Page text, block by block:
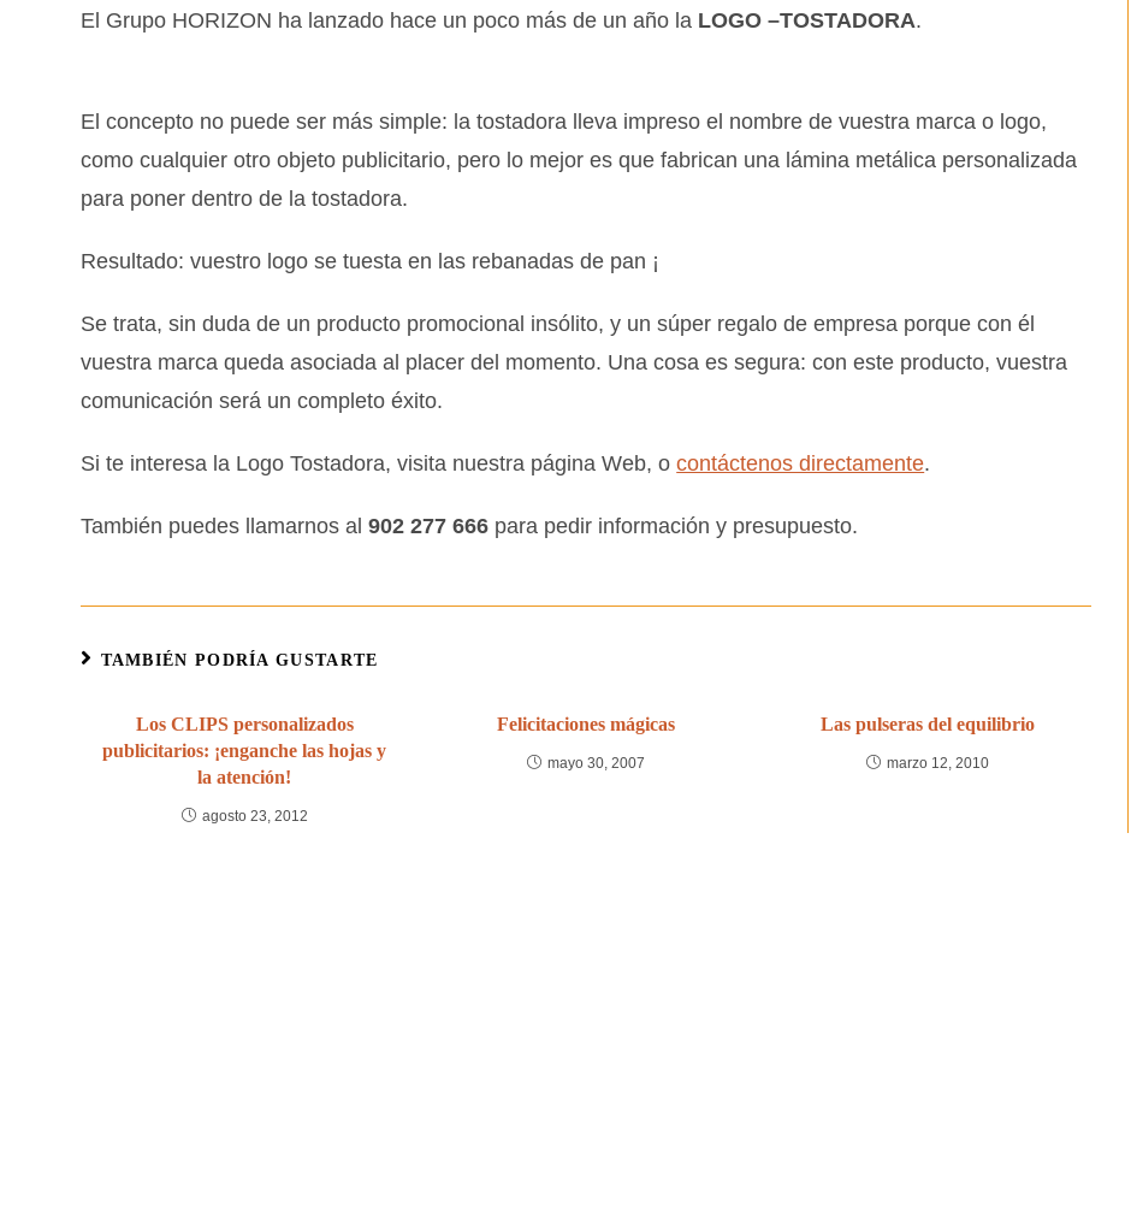
El Grupo HORIZON ha lanzado hace un poco más de un año la LOGO –TOSTADORA.
El concepto no puede ser más simple: la tostadora lleva impreso el nombre de vuestra marca o logo,
como cualquier otro objeto publicitario, pero lo mejor es que fabrican una lámina metálica personalizada
para poner dentro de la tostadora.
Resultado: vuestro logo se tuesta en las rebanadas de pan ¡
Se trata, sin duda de un producto promocional insólito, y un súper regalo de empresa porque con él
vuestra marca queda asociada al placer del momento. Una cosa es segura: con este producto, vuestra
comunicación será un completo éxito.
Si te interesa la Logo Tostadora, visita nuestra página Web, ocontáctenos directamente.
También puedes llamarnos al902 277 666 para pedir información y presupuesto.
TAMBIÉN PODRÍA GUSTARTE
Los CLIPS personalizados
publicitarios: ¡enganche las hojas y
la atención!
agosto 23, 2012
Felicitaciones mágicas
mayo 30, 2007
Las pulseras del equilibrio
marzo 12, 2010